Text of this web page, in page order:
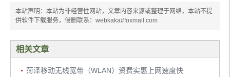
本站声明：本站为非经营性网站，文章内容来源或整理于网络，本站不提
供软件下载服务，侵删联系：webkaka#foxmail.com
相关文章
菏泽移动无线宽带（WLAN）资费实惠上网速度快